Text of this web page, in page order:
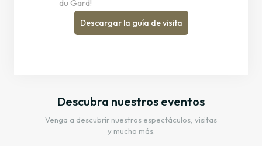
du Gard!
Descargar la guía de visita
Descubra nuestros eventos
Venga a descubrir nuestros espectáculos, visitas
y mucho más.